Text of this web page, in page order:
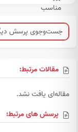
مقالات مرتبط:
مقاله‌ای یافت نشد.
پرسش های مرتبط: